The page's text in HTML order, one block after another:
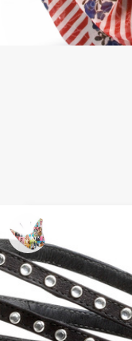
Bolso playero